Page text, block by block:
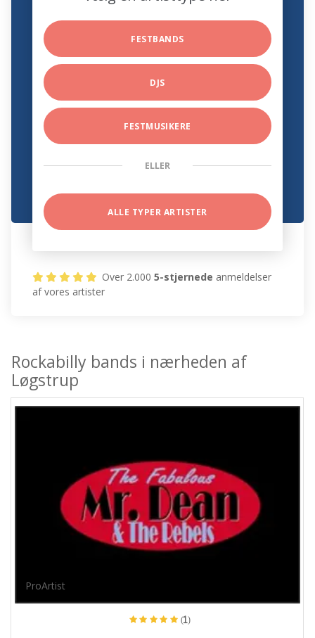
FESTBANDS
DJS
FESTMUSIKERE
ELLER
ALLE TYPER ARTISTER
Over 2.0005-stjernede anmeldelser
af vores artister
Rockabilly bands i nærheden af
Løgstrup
ProArtist
(1)